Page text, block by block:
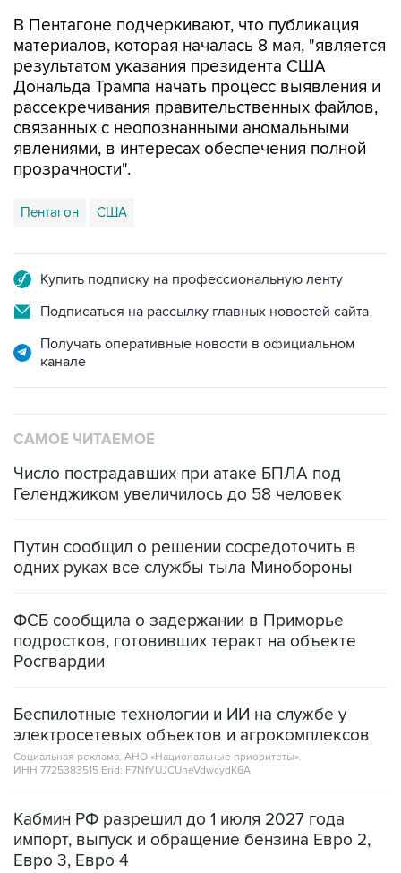
В Пентагоне подчеркивают, что публикация
материалов, которая началась 8 мая, "является
результатом указания президента США
Дональда Трампа начать процесс выявления и
рассекречивания правительственных файлов,
связанных с неопознанными аномальными
явлениями, в интересах обеспечения полной
прозрачности".
Пентагон США
Купить подписку на профессиональную ленту
Подписаться на рассылку главных новостей сайта
Получать оперативные новости в официальном
канале
САМОЕ ЧИТАЕМОЕ
Число пострадавших при атаке БПЛА под
Геленджиком увеличилось до 58 человек
Путин сообщил о решении сосредоточить в
одних руках все службы тыла Минобороны
ФСБ сообщила о задержании в Приморье
подростков, готовивших теракт на объекте
Росгвардии
Беспилотные технологии и ИИ на службе у
электросетевых объектов и агрокомплексов
Социальная реклама, АНО «Национальные приоритеты».
ИНН 7725383515 Erid: F7NfYUJCUneVdwcydK6A
Кабмин РФ разрешил до 1 июля 2027 года
импорт, выпуск и обращение бензина Евро 2,
Евро 3, Евро 4